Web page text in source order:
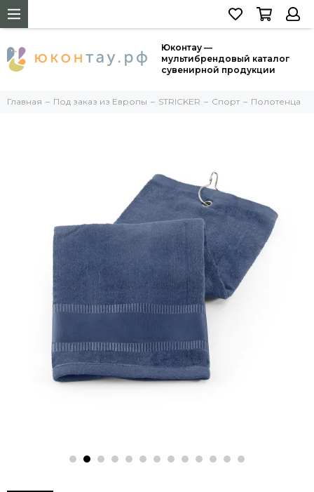
Юконтау —
мультибрендовый каталог
сувенирной продукции
Главная Под заказ из Европы STRICKER Спорт Полотенца